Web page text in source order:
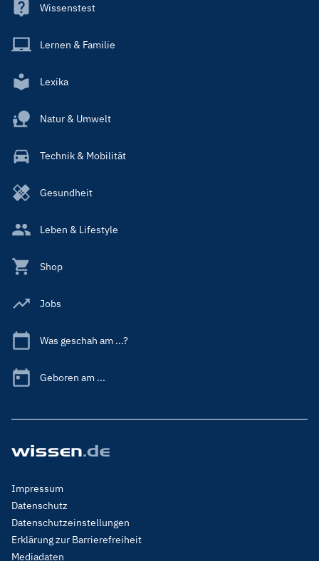
Wissenstest
Lernen & Familie
Lexika
Natur & Umwelt
Technik & Mobilität
Gesundheit
Leben & Lifestyle
Shop
Jobs
Was geschah am ...?
Geboren am ...
Footer
Menu
Legal
Impressum
Datenschutz
Datenschutzeinstellungen
Erklärung zur Barrierefreiheit
Mediadaten